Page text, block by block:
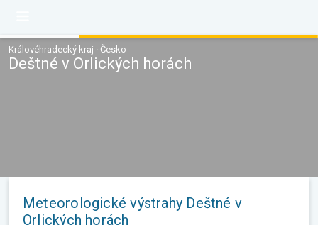
Královéhradecký kraj · Česko
Deštné v Orlických horách
Meteorologické výstrahy Deštné v
Orlických horách